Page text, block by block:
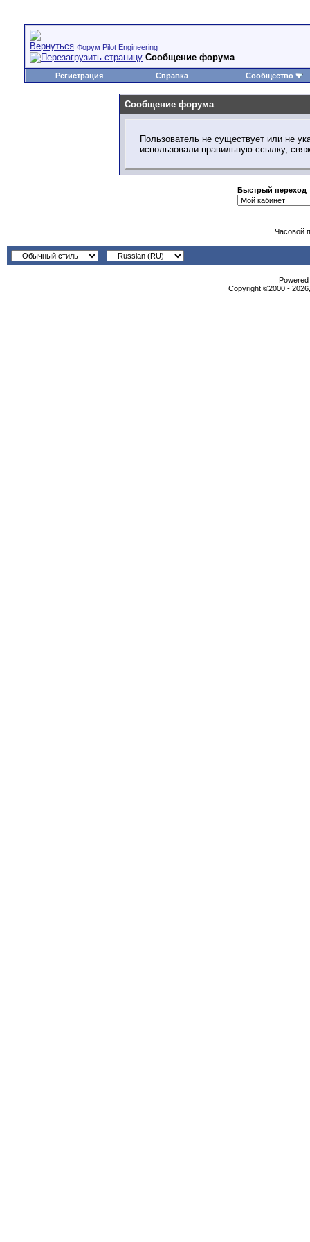
Форум Pilot Engineering
Сообщение форума
Регистрация Справка Сообщество
Сообщение форума
Пользователь не существует или не
использовали правильную ссылку,
Быстрый переход
Часовой
Copyright ©2000 -